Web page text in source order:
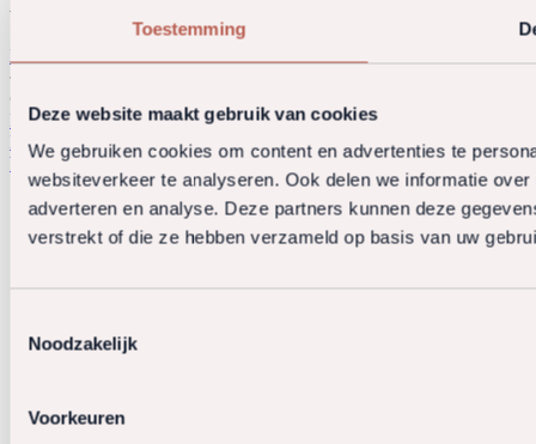
Toestemming
Deze website maakt gebruik van cookies
We gebruiken cookies om content en advertenties te
websiteverkeer te analyseren. Ook delen we informatie
adverteren en analyse. Deze partners kunnen deze
verstrekt of die ze hebben verzameld op basis van uw
Noodzakelijk
Voorkeuren
verschuilen. Alleen de inhoud.
Bekijk onze vacatures
© 2026 Rechtstaete. All rights reserved.
Privacy policyAlgemene voorwaarden Klachtenregeling
Derdengelden
Website door OGonline.nl